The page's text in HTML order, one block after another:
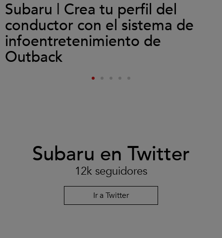
Subaru | Crea tu perfil del
conductor con el sistema de
infoentretenimiento de
Outback
Subaru en Twitter
12k seguidores
Ir a Twitter